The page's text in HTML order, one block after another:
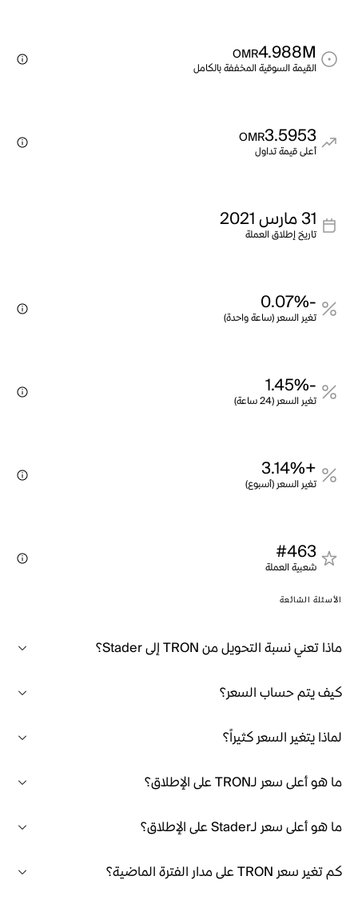
4.988M
OMR
القيمة السوقية المخففة بالكامل
3.5953
OMR
أعلى قيمة تداول
31 مارس 2021
تاريخ إطلاق العملة
-0.07%
تغير السعر (ساعة واحدة)
-1.45%
تغير السعر (24 ساعة)
+3.14%
تغير السعر (أسبوع)
#463
شعبية العملة
الأسئلة الشائعة
ماذا تعني نسبة التحويل من TRON إلى Stader؟
كيف يتم حساب السعر؟
لماذا يتغير السعر كثيراً؟
ما هو أعلى سعر لـTRON على الإطلاق؟
ما هو أعلى سعر لـStader على الإطلاق؟
كم تغير سعر TRON على مدار الفترة الماضية؟